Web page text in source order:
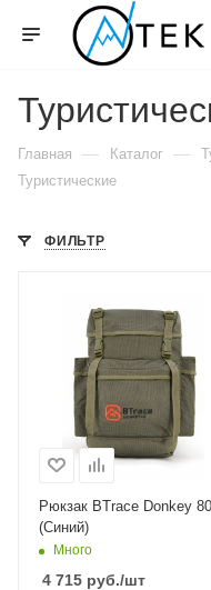
Главная — Каталог —
Туристические
ФИЛЬТР
Рюкзак BTrace Donkey 80
(Синий)
Много
4 715 руб./шт